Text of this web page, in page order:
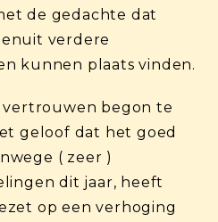
de gedachte dat
verdere
kunnen plaats vinden.
begon te
geloof dat het goed
( zeer )
dit jaar, heeft
op een verhoging